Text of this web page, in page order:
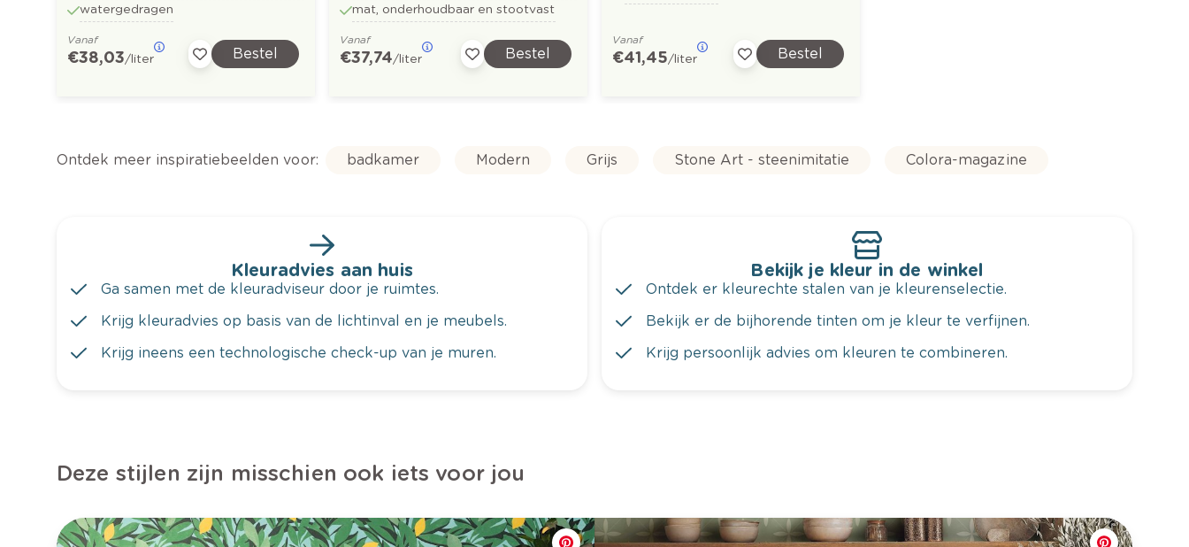
watergedragen
Vanaf
€ 38,03/liter Bestel
mat, onderhoudbaar en stootvast
Vanaf
€ 37,74/liter Bestel
Vanaf
€ 41,45/liter Bestel
Ontdek meer inspiratiebeelden voor: badkamer Modern Grijs Stone Art - steenimitatie Colora-magazine
Kleuradvies aan huis
Ga samen met de kleuradviseur door je ruimtes.
Krijg kleuradvies op basis van de lichtinval en je meubels.
Krijg ineens een technologische check-up van je muren.
Bekijk je kleur in de winkel
Ontdek er kleurechte stalen van je kleurenselectie.
Bekijk er de bijhorende tinten om je kleur te verfijnen.
Krijg persoonlijk advies om kleuren te combineren.
Deze stijlen zijn misschien ook iets voor jou